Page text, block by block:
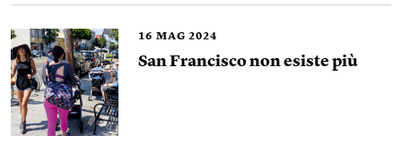
16 MAG 2024
San Francisco non esiste più